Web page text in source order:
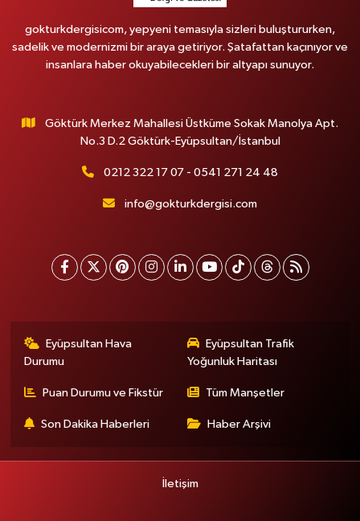
gokturkdergisicom, yepyeni temasıyla sizleri buluştururken,
sadelik ve modernizmi bir araya getiriyor. Şatafattan kaçınıyor ve
insanlara haber okuyabilecekleri bir altyapı sunuyor.
Göktürk Merkez Mahallesi Üstküme Sokak Manolya Apt.
No.3 D.2 Göktürk-Eyüpsultan/İstanbul
0212 322 17 07 - 0541 271 24 48
info@gokturkdergisi.com
Eyüpsultan Hava
Durumu
Eyüpsultan Trafik
Yoğunluk Haritası
Puan Durumu ve Fikstür Tüm Manşetler
Son Dakika Haberleri Haber Arşivi
İletişim